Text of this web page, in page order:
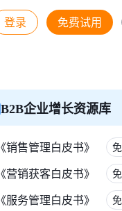
登录 免费试用
B2B企业增长资源库
《销售管理白皮书》
《营销获客白皮书》
《服务管理白皮书》